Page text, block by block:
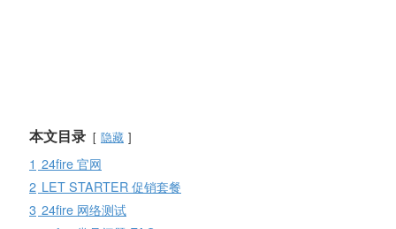
本文目录 隐藏
1 24fire 官网
2 LET STARTER 促销套餐
3 24fire 网络测试